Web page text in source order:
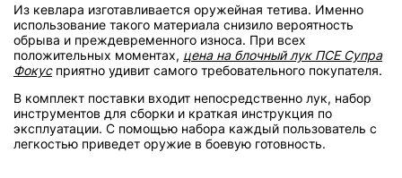
Из кевлара изготавливается оружейная тетива. Именно
использование такого материала снизило вероятность
обрыва и преждевременного износа. При всех
положительных моментах, цена на блочный лук ПСЕ Супра
Фокусприятно удивит самого требовательного покупателя.
В комплект поставки входит непосредственно лук, набор
инструментов для сборки и краткая инструкция по
эксплуатации. С помощью набора каждый пользователь с
легкостью приведет оружие в боевую готовность.